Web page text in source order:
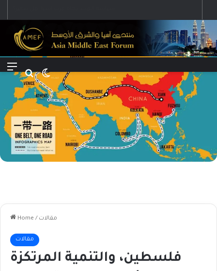
Menu Search for
Home / مقالات
مقالات
فلسطين، والتنمية المرتكزة